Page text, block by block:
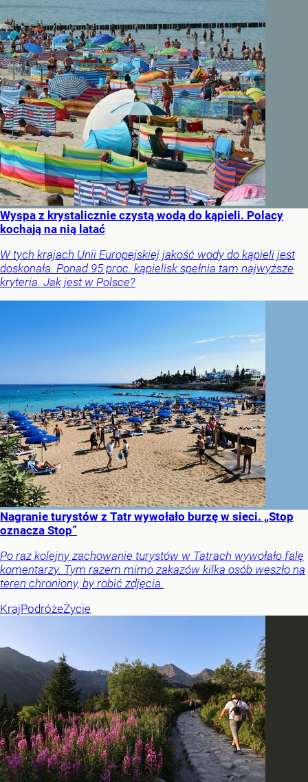
Wyspa z krystalicznie czystą wodą do kąpieli. Polacy
kochają na nią latać
W tych krajach Unii Europejskiej jakość wody do kąpieli jest
doskonała. Ponad 95 proc. kąpielisk spełnia tam najwyższe
kryteria. Jak jest w Polsce?
Nagranie turystów z Tatr wywołało burzę w sieci. „Stop
oznacza Stop”
Po raz kolejny zachowanie turystów w Tatrach wywołało falę
komentarzy. Tym razem mimo zakazów kilka osób weszło na
teren chroniony, by robić zdjęcia.
KrajPodróżeŻycie